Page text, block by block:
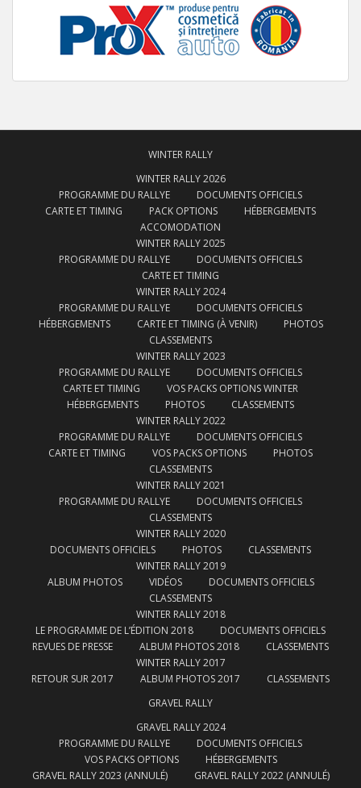
WINTER RALLY
WINTER RALLY 2026
PROGRAMME DU RALLYE
DOCUMENTS OFFICIELS
CARTE ET TIMING
PACK OPTIONS
HÉBERGEMENTS
ACCOMODATION
WINTER RALLY 2025
PROGRAMME DU RALLYE
DOCUMENTS OFFICIELS
CARTE ET TIMING
WINTER RALLY 2024
PROGRAMME DU RALLYE
DOCUMENTS OFFICIELS
HÉBERGEMENTS
CARTE ET TIMING (À VENIR)
PHOTOS
CLASSEMENTS
WINTER RALLY 2023
PROGRAMME DU RALLYE
DOCUMENTS OFFICIELS
CARTE ET TIMING
VOS PACKS OPTIONS WINTER
HÉBERGEMENTS
PHOTOS
CLASSEMENTS
WINTER RALLY 2022
PROGRAMME DU RALLYE
DOCUMENTS OFFICIELS
CARTE ET TIMING
VOS PACKS OPTIONS
PHOTOS
CLASSEMENTS
WINTER RALLY 2021
PROGRAMME DU RALLYE
DOCUMENTS OFFICIELS
CLASSEMENTS
WINTER RALLY 2020
DOCUMENTS OFFICIELS
PHOTOS
CLASSEMENTS
WINTER RALLY 2019
ALBUM PHOTOS
VIDÉOS
DOCUMENTS OFFICIELS
CLASSEMENTS
WINTER RALLY 2018
LE PROGRAMME DE L’ÉDITION 2018
DOCUMENTS OFFICIELS
REVUES DE PRESSE
ALBUM PHOTOS 2018
CLASSEMENTS
WINTER RALLY 2017
RETOUR SUR 2017
ALBUM PHOTOS 2017
CLASSEMENTS
GRAVEL RALLY
GRAVEL RALLY 2024
PROGRAMME DU RALLYE
DOCUMENTS OFFICIELS
VOS PACKS OPTIONS
HÉBERGEMENTS
GRAVEL RALLY 2023 (ANNULÉ)
GRAVEL RALLY 2022 (ANNULÉ)